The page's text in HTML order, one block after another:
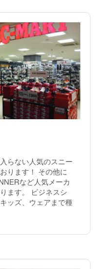
らない人気のスニー
ります！ その他に
など人気メーカ
ます。 ビジネスシ
ッズ、ウェアまで種